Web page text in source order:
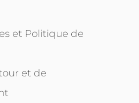
et Politique de
et de